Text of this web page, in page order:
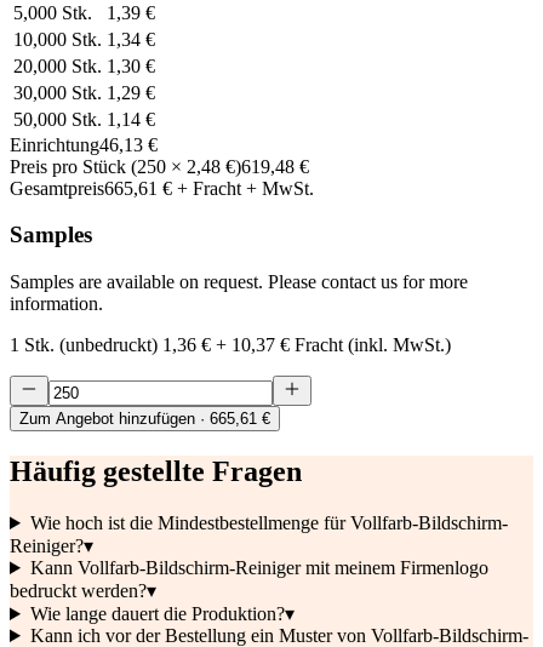
5,000 Stk.
1,39 €
10,000 Stk. 1,34 €
20,000 Stk. 1,30 €
30,000 Stk. 1,29 €
50,000 Stk. 1,14 €
Einrichtung46,13 €
Preis pro Stück (250 × 2,48 €)619,48 €
Gesamtpreis665,61 € + Fracht + MwSt.
Samples
Samples are available on request. Please contact us for more
information.
1 Stk. (unbedruckt) 1,36 € + 10,37 € Fracht (inkl. MwSt.)
Zum Angebot hinzufügen · 665,61 €
Häufig gestellte Fragen
Wie hoch ist die Mindestbestellmenge für Vollfarb-Bildschirm-
Reiniger?▾
Kann Vollfarb-Bildschirm-Reiniger mit meinem Firmenlogo
bedruckt werden?▾
Wie lange dauert die Produktion?▾
Kann ich vor der Bestellung ein Muster von Vollfarb-Bildschirm-